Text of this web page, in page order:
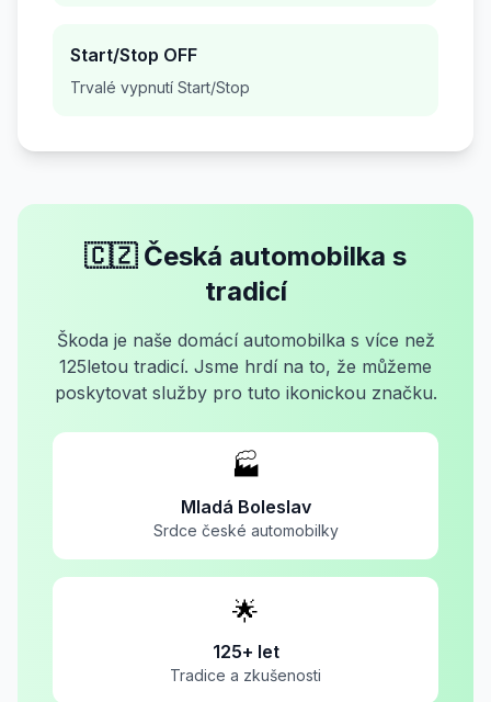
Start/Stop OFF
Trvalé vypnutí Start/Stop
🇨🇿 Česká automobilka s
tradicí
Škoda je naše domácí automobilka s více než
125letou tradicí. Jsme hrdí na to, že můžeme
poskytovat služby pro tuto ikonickou značku.
🏭
Mladá Boleslav
Srdce české automobilky
🌟
125+ let
Tradice a zkušenosti